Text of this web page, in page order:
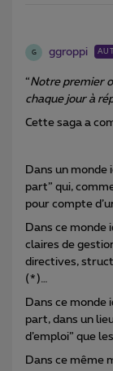
G ggroppi
“Notre premier
chaque jour à
Cette saga a
Dans un monde
part” qui,
pour compte
Dans ce monde
claires de
directives,
(*)…
Dans ce monde
part, dans un
d’emploi” que
Dans ce même